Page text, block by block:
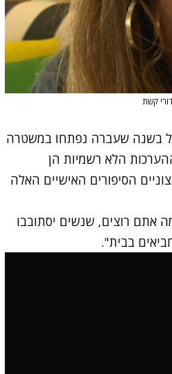
קשת
בכל שנה, אבל בשנה שעברה נפתחו במשטרה
נשים. ההערכות הלא רשמיות הן
הסיפורים האישיים האלה
אתם רוצים, שנשים יסתובבו
בבית".